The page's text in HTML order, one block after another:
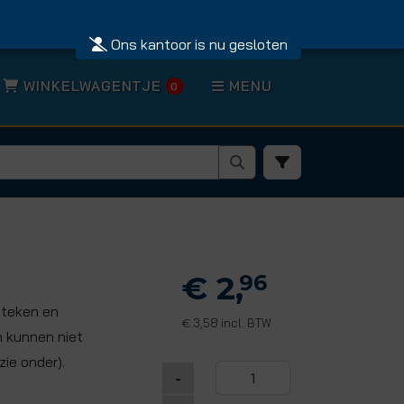
Ons kantoor is nu gesloten
WINKELWAGENTJE 0 MENU
en
kunnen niet
onder).
€ 2,96
€ 3,58 incl. BTW
-